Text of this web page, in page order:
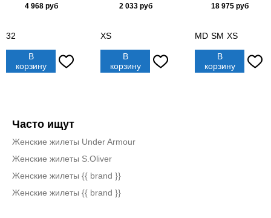
4 968руб
32
В
корзину
2 033руб
XS
В
корзину
18 975 руб
MD SM XS
В
корзину
Часто ищут
Женские жилеты Under Armour
Женские жилеты S.Oliver
Женские жилеты {{ brand }}
Женские жилеты {{ brand }}